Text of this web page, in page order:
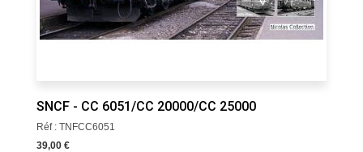
SNCF - CC 6051/CC 20000/CC 25000
Réf : TNFCC6051
39,00 €